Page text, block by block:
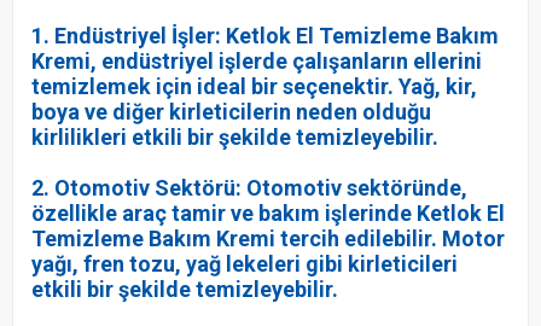
1. Endüstriyel İşler: Ketlok El Temizleme Bakım
Kremi, endüstriyel işlerde çalışanların ellerini
temizlemek için ideal bir seçenektir. Yağ, kir,
boya ve diğer kirleticilerin neden olduğu
kirlilikleri etkili bir şekilde temizleyebilir.
2. Otomotiv Sektörü: Otomotiv sektöründe,
özellikle araç tamir ve bakım işlerinde Ketlok El
Temizleme Bakım Kremi tercih edilebilir. Motor
yağı, fren tozu, yağ lekeleri gibi kirleticileri
etkili bir şekilde temizleyebilir.